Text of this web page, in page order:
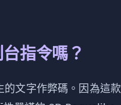
指令嗎？
文字作弊碼。因為這款